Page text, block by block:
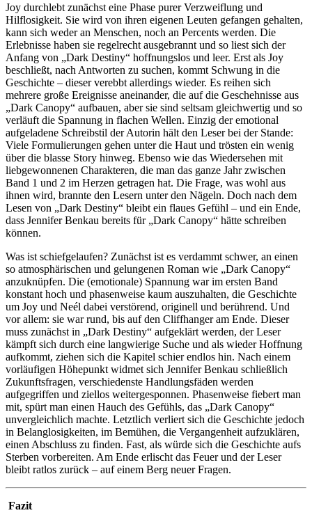
Joy durchlebt zunächst eine Phase purer Verzweiflung und
Hilflosigkeit. Sie wird von ihren eigenen Leuten gefangen gehalten,
kann sich weder an Menschen, noch an Percents werden. Die
Erlebnisse haben sie regelrecht ausgebrannt und so liest sich der
Anfang von „Dark Destiny“ hoffnungslos und leer. Erst als Joy
beschließt, nach Antworten zu suchen, kommt Schwung in die
Geschichte – dieser verebbt allerdings wieder. Es reihen sich
mehrere große Ereignisse aneinander, die auf die Geschehnisse aus
„Dark Canopy“ aufbauen, aber sie sind seltsam gleichwertig und so
verläuft die Spannung in flachen Wellen. Einzig der emotional
aufgeladene Schreibstil der Autorin hält den Leser bei der Stande:
Viele Formulierungen gehen unter die Haut und trösten ein wenig
über die blasse Story hinweg. Ebenso wie das Wiedersehen mit
liebgewonnenen Charakteren, die man das ganze Jahr zwischen
Band 1 und 2 im Herzen getragen hat. Die Frage, was wohl aus
ihnen wird, brannte den Lesern unter den Nägeln. Doch nach dem
Lesen von „Dark Destiny“ bleibt ein flaues Gefühl – und ein Ende,
dass Jennifer Benkau bereits für „Dark Canopy“ hätte schreiben
können.
Was ist schiefgelaufen? Zunächst ist es verdammt schwer, an einen
so atmosphärischen und gelungenen Roman wie „Dark Canopy“
anzuknüpfen. Die (emotionale) Spannung war im ersten Band
konstant hoch und phasenweise kaum auszuhalten, die Geschichte
um Joy und Neél dabei verstörend, originell und berührend. Und
vor allem: sie war rund, bis auf den Cliffhanger am Ende. Dieser
muss zunächst in „Dark Destiny“ aufgeklärt werden, der Leser
kämpft sich durch eine langwierige Suche und als wieder Hoffnung
aufkommt, ziehen sich die Kapitel schier endlos hin. Nach einem
vorläufigen Höhepunkt widmet sich Jennifer Benkau schließlich
Zukunftsfragen, verschiedenste Handlungsfäden werden
aufgegriffen und ziellos weitergesponnen. Phasenweise fiebert man
mit, spürt man einen Hauch des Gefühls, das „Dark Canopy“
unvergleichlich machte. Letztlich verliert sich die Geschichte jedoch
in Belanglosigkeiten, im Bemühen, die Vergangenheit aufzuklären,
einen Abschluss zu finden. Fast, als würde sich die Geschichte aufs
Sterben vorbereiten. Am Ende erlischt das Feuer und der Leser
bleibt ratlos zurück – auf einem Berg neuer Fragen.
Fazit